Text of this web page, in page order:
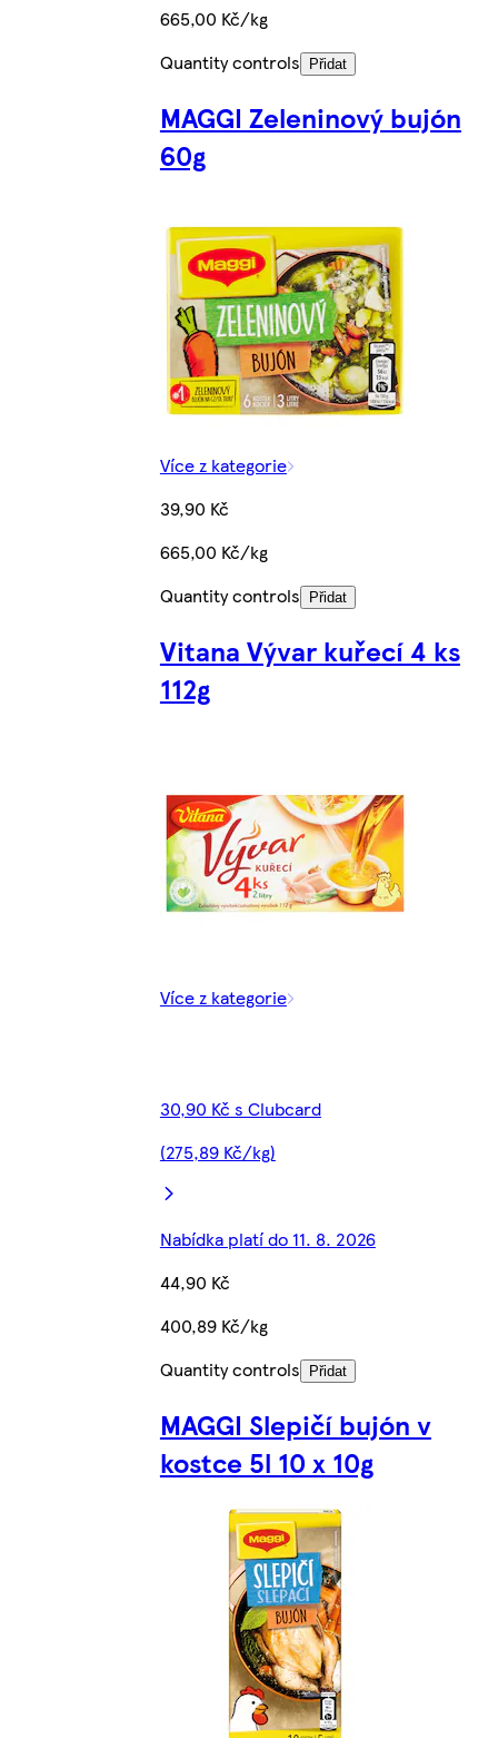
665,00 Kč/kg
Quantity controls
Přidat
MAGGI Zeleninový bujón
60g
Více z kategorie
39,90 Kč
665,00 Kč/kg
Quantity controls
Přidat
Vitana Vývar kuřecí 4 ks
112g
Více z kategorie
30,90 Kč s Clubcard
(275,89 Kč/kg)
Nabídka platí do 11. 8. 2026
44,90 Kč
400,89 Kč/kg
Quantity controls
Přidat
MAGGI Slepičí bujón v
kostce 5l 10 x 10g